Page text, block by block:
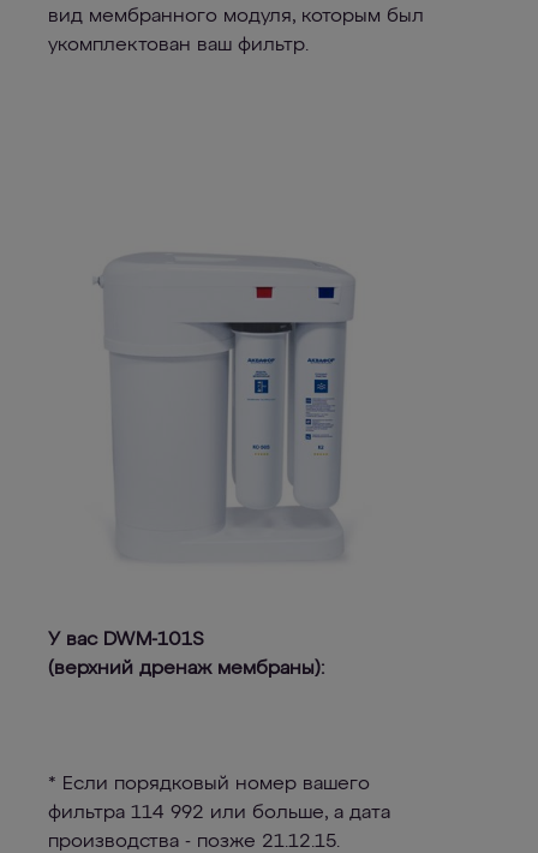
вид мембранного модуля, которым был
укомплектован ваш фильтр.
У вас DWM-101S
(верхний дренаж мембраны):
* Если порядковый номер вашего
фильтра 114 992 или больше, а дата
производства - позже 21.12.15.